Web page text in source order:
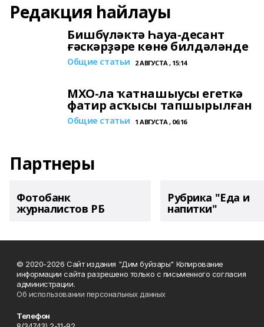
Редакция һайлауы
Бишбүләктә Һауа-десант
ғәскәрҙәре көнө билдәләнде
Общие статьи 2 АВГУСТА , 15:14
МХО-ла ҡатнашыусы егеткә
фатир асҡысы тапшырылған
Общие статьи 1 АВГУСТА , 06:16
Партнеры
Фотобанк
журналистов РБ
Рубрика "Еда и
напитки"
© 2020-2026 Сайт издания "Дим буйзары" Копирование
информации сайта разрешено только с письменного согласия
администрации.
Об использовании персональных данных
Телефон